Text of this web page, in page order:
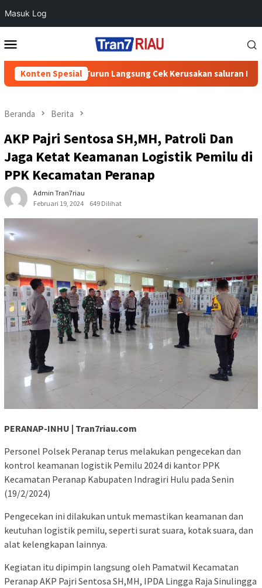
Masuk Log
ke
Mobile
Konten Spesial
Sambi Turun Langsung Cek Kerusakan saluran Irigasi
Beranda Berita
AKP Pajri Sentosa SH,MH, Patroli Dan
Jaga Ketat Keamanan Logistik Pemilu di
PPK Kecamatan Peranap
Admin Tran7riau
Februari 19, 2024
649 Dilihat
PERANAP-INHU | Tran7riau.com
Personel Polsek Peranap terus melakukan pengecekan dan
kontrol keamanan logistik Pemilu 2024 di kantor PPK
Kecamatan Peranap Kabupaten Indragiri Hulu pada Senin
(19/2/2024)
Pengecekan ini dilakukan untuk memastikan keamanan dan
keutuhan logistik pemilu, seperti surat suara, kotak suara, dan
alat kelengkapan lainnya.
Kegiatan itu dipimpin langsung oleh Pamatwil Kecamatan
Peranap AKP Pajri Sentosa SH,MH, IPDA Lingga Raja Sinulingga